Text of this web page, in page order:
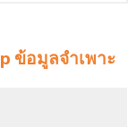
ข้อมูลจำเพาะ